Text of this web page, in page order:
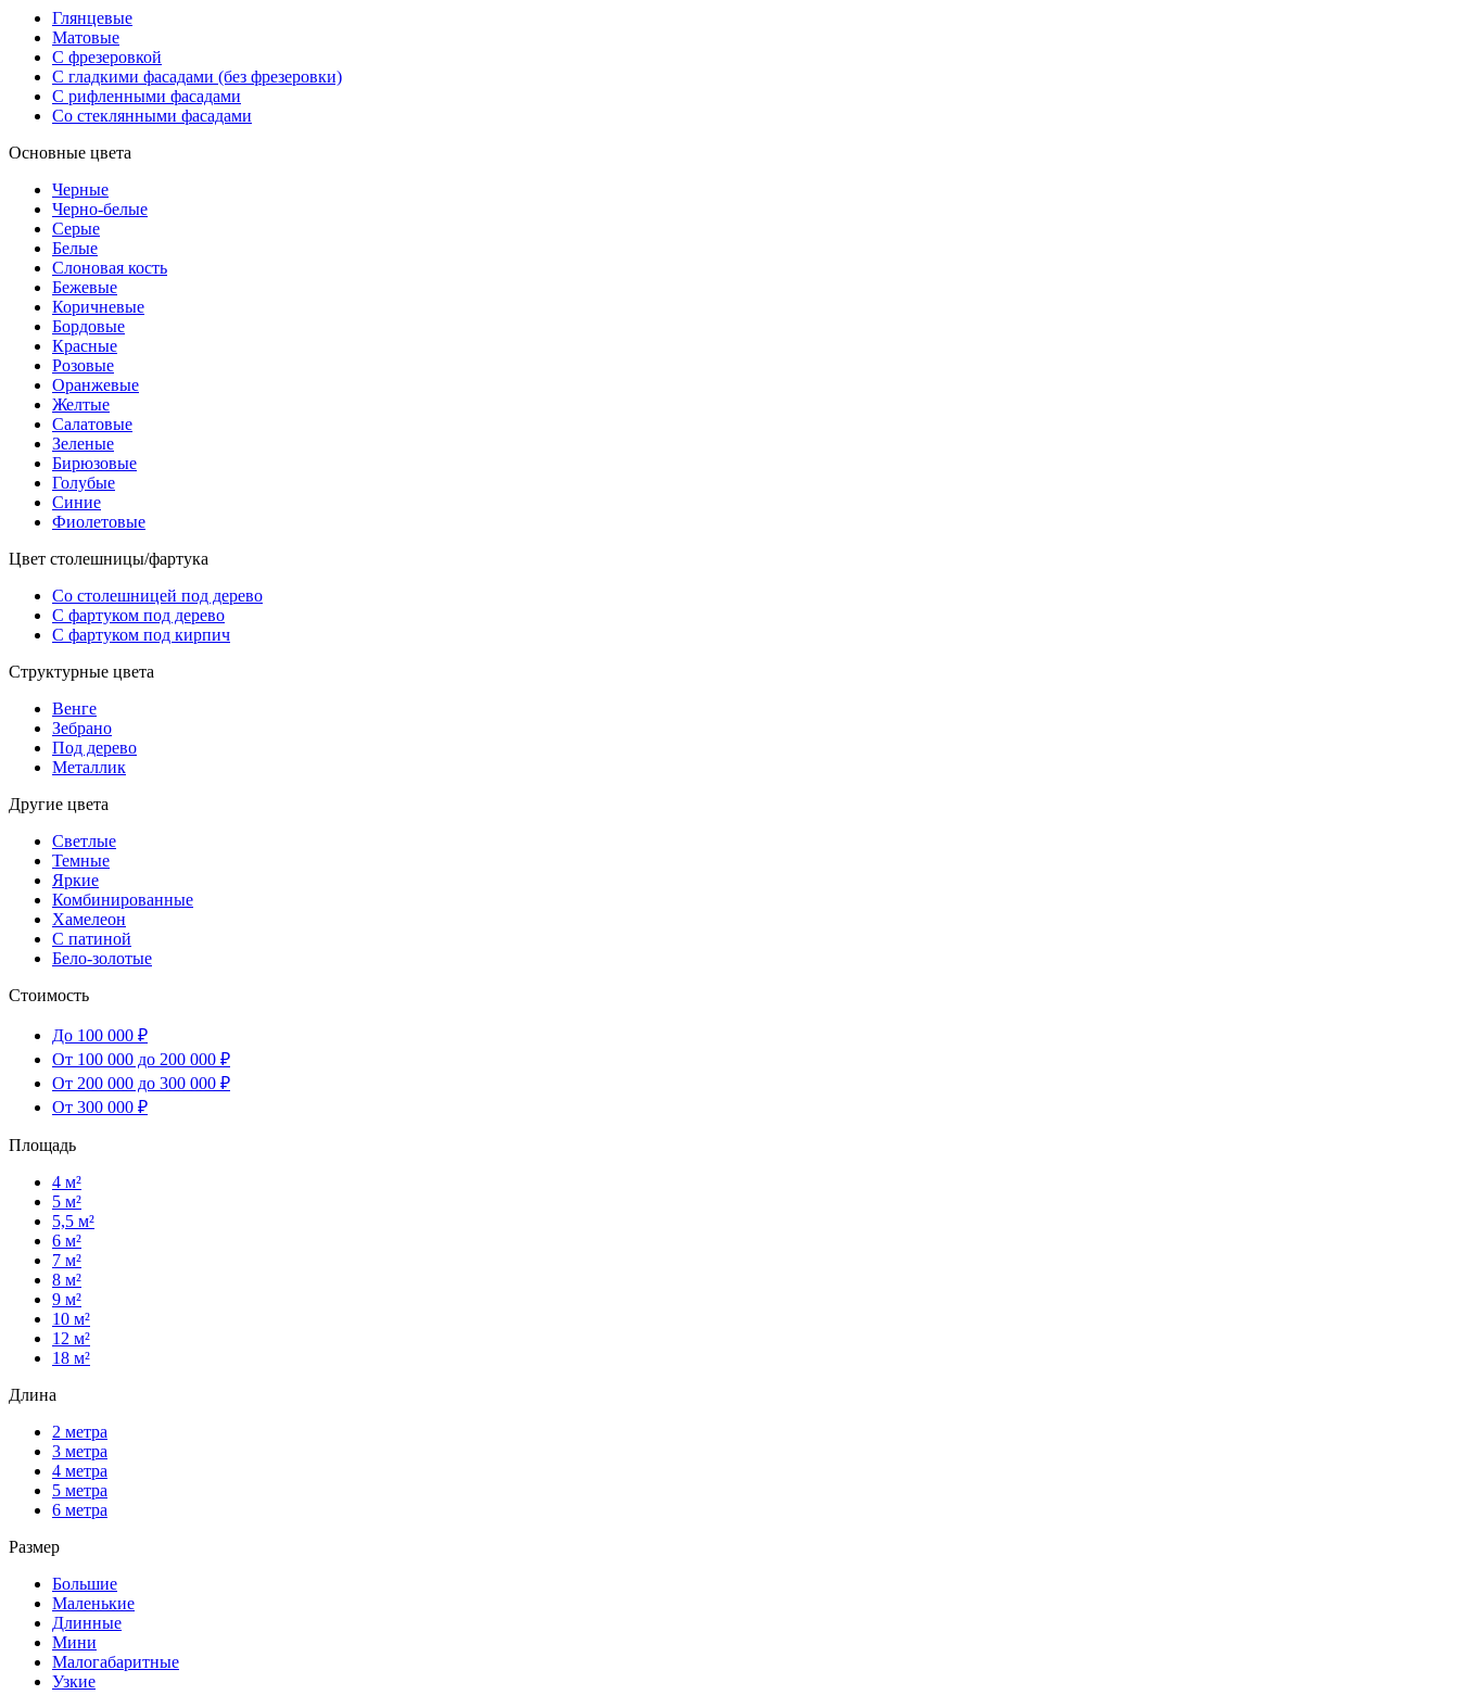
Глянцевые
Матовые
С фрезеровкой
С гладкими фасадами (без фрезеровки)
С рифленными фасадами
Со стеклянными фасадами
Основные цвета
Черные
Черно-белые
Серые
Белые
Слоновая кость
Бежевые
Коричневые
Бордовые
Красные
Розовые
Оранжевые
Желтые
Салатовые
Зеленые
Бирюзовые
Голубые
Синие
Фиолетовые
Цвет столешницы/фартука
Со столешницей под дерево
С фартуком под дерево
С фартуком под кирпич
Структурные цвета
Венге
Зебрано
Под дерево
Металлик
Другие цвета
Светлые
Темные
Яркие
Комбинированные
Хамелеон
С патиной
Бело-золотые
Стоимость
До 100 000 ₽
От 100 000 до 200 000 ₽
От 200 000 до 300 000 ₽
От 300 000 ₽
Площадь
4 м²
5 м²
5,5 м²
6 м²
7 м²
8 м²
9 м²
10 м²
12 м²
18 м²
Длина
2 метра
3 метра
4 метра
5 метра
6 метра
Размер
Большие
Маленькие
Длинные
Мини
Малогабаритные
Узкие